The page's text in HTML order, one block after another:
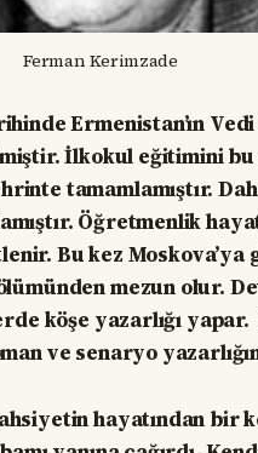
Ferman Kerimzade
Ermenistan’ın
İlkokul eğitimini bu
tamamlamıştır.
Öğretmenlik
Bu kez Moskova’ya
mezun olur.
köşe yazarlığı
ve senaryo
hayatından bir